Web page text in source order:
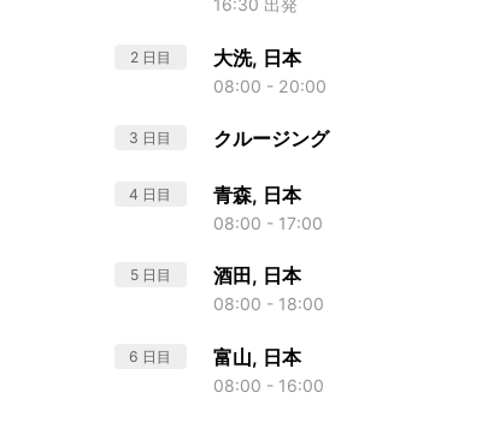
16:30 出発
2 日目 大洗, 日本
08:00 - 20:00
3 日目 クルージング
4 日目 青森, 日本
08:00 - 17:00
5 日目 酒田, 日本
08:00 - 18:00
6 日目 富山, 日本
08:00 - 16:00